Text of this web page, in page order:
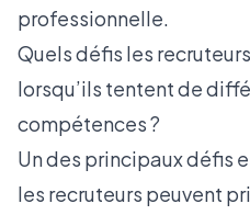
professionnelle.
Quels défis les
lorsqu’ils tentent de
compétences ?
Un des principaux défis
les recruteurs peuvent